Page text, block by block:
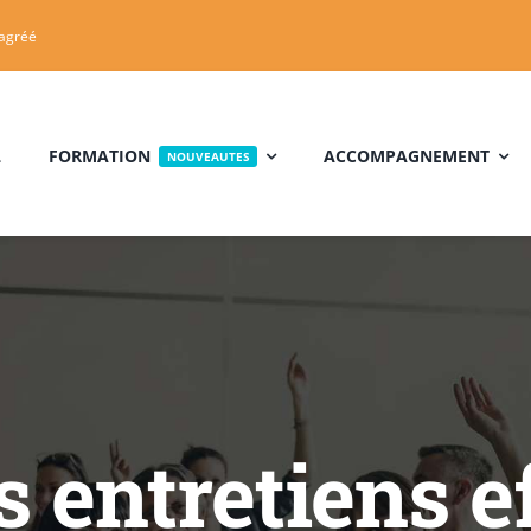
FORMATION NOUVEAUTES ACCOMPAGNEMENT
entretiens